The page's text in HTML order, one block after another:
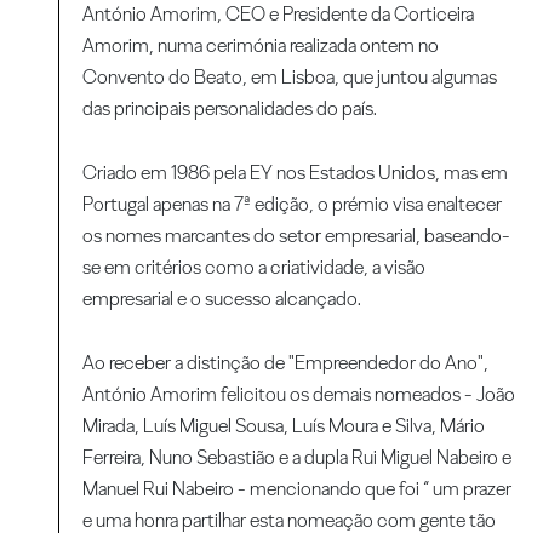
António Amorim, CEO e Presidente da Corticeira
Amorim, numa cerimónia realizada ontem no
Convento do Beato, em Lisboa, que juntou algumas
das principais personalidades do país.
Criado em 1986 pela EY nos Estados Unidos, mas em
Portugal apenas na 7ª edição, o prémio visa enaltecer
os nomes marcantes do setor empresarial, baseando-
se em critérios como a criatividade, a visão
empresarial e o sucesso alcançado.
Ao receber a distinção de "Empreendedor do Ano",
António Amorim felicitou os demais nomeados - João
Mirada, Luís Miguel Sousa, Luís Moura e Silva, Mário
Ferreira, Nuno Sebastião e a dupla Rui Miguel Nabeiro e
Manuel Rui Nabeiro - mencionando que foi “ um prazer
e uma honra partilhar esta nomeação com gente tão